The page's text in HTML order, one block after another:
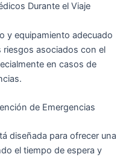
Durante el Viaje
y equipamiento adecuado
riesgos asociados con el
en casos de
de Emergencias
diseñada para ofrecer una
el tiempo de espera y